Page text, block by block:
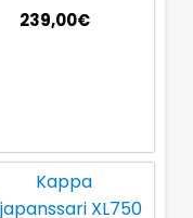
239,00€